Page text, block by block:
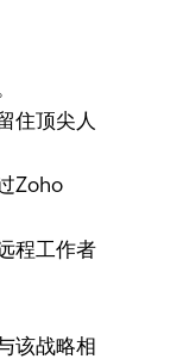
住顶尖人
Zoho
程工作者
该战略相